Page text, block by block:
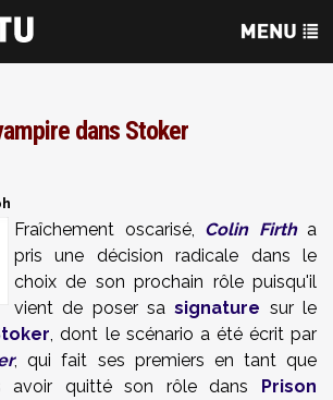
dans Stoker
Fraîchement oscarisé, Colin Firtha
pris une décision radicale dans le
choix de son prochain rôle puisqu'il
vient de poser sasignature sur le
, dont le scénario a été écrit par
, qui fait ses premiers en tant que
avoir quitté son rôle dans Prison